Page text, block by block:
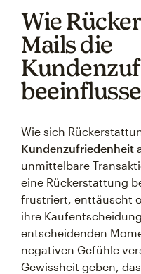
Wie
Mails die
Wie sich
Kundenzufriedenheit
unmittelbare
eine Rückerstattung
frustriert, enttäuscht
ihre
entscheidenden
negativen Gefühle
Gewissheit geben,